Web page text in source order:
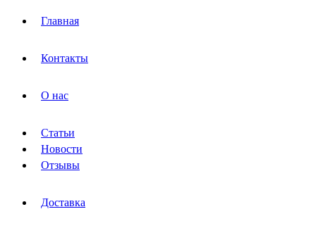
Главная
Контакты
О нас
Статьи
Новости
Отзывы
Доставка